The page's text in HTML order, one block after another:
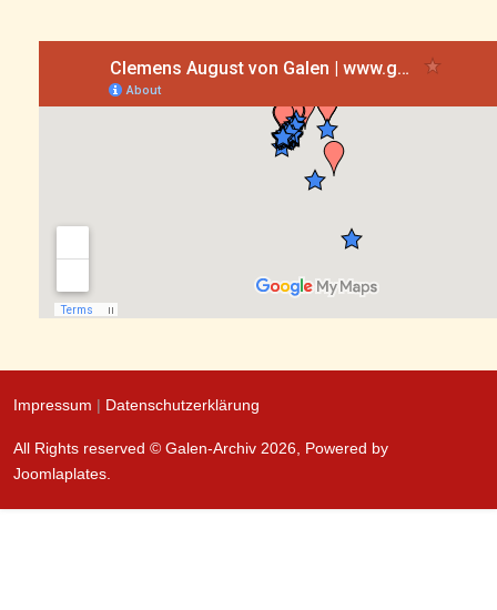
Impressum | Datenschutzerklärung
All Rights reserved © Galen-Archiv 2026, Powered by
Joomlaplates